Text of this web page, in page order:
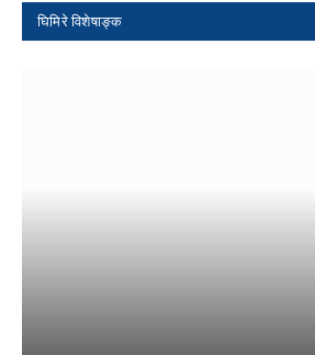
घिमिरे विशेषाङ्क